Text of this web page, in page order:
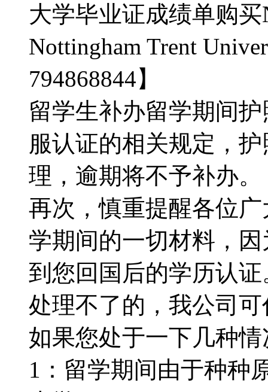
大学毕业证成绩单购
Nottingham Trent
794868844】
留学生补办留学期间
服认证的相关规定，
理，逾期将不予补办。
再次，慎重提醒各位
学期间的一切材料，
到您回国后的学历认
处理不了的，我公司可
如果您处于一下几种情
1：留学期间由于种种